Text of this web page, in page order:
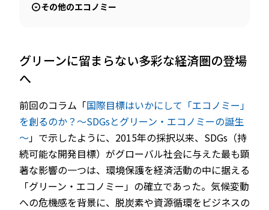
その他のエコノミー
グリーンに留まらない多彩な経済圏の登場
へ
前回のコラム「国際目標はいかにして「エコノミー」
を創るのか？～SDGsとグリーン・エコノミーの誕生
～」で示したように、2015年の採択以来、SDGs（持
続可能な開発目標）がグローバル社会に与えた最も顕
著な影響の一つは、環境保護を経済活動の中に据える
「グリーン・エコノミー」の確立であった。気候変動
への危機感を背景に、脱炭素や資源循環をビジネスの